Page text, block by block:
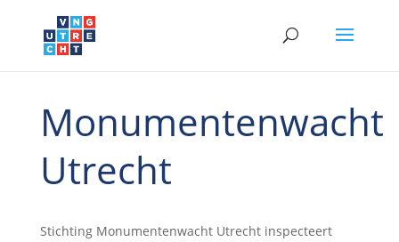
Monumentenwacht
Utrecht
Stichting Monumentenwacht Utrecht inspecteert